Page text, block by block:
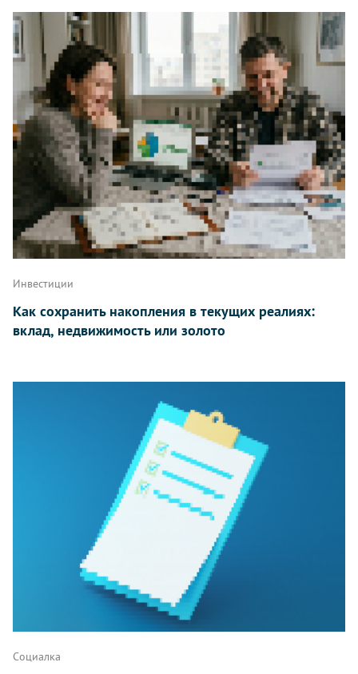
Инвестиции
Как сохранить накопления в текущих реалиях:
вклад, недвижимость или золото
Социалка